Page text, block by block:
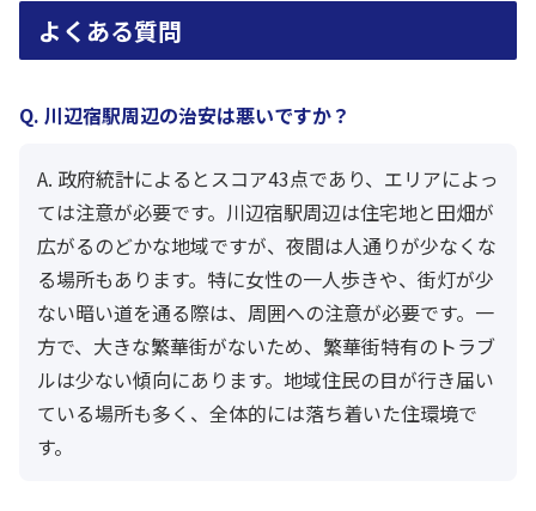
よくある質問
Q. 川辺宿駅周辺の治安は悪いですか？
A. 政府統計によるとスコア43点であり、エリアによっ
ては注意が必要です。川辺宿駅周辺は住宅地と田畑が
広がるのどかな地域ですが、夜間は人通りが少なくな
る場所もあります。特に女性の一人歩きや、街灯が少
ない暗い道を通る際は、周囲への注意が必要です。一
方で、大きな繁華街がないため、繁華街特有のトラブ
ルは少ない傾向にあります。地域住民の目が行き届い
ている場所も多く、全体的には落ち着いた住環境で
す。